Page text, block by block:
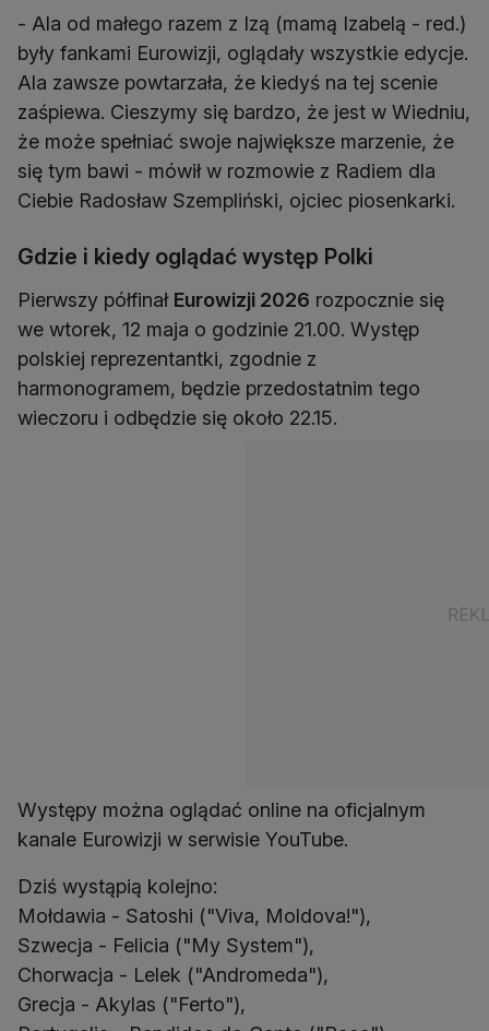
- Ala od małego razem z Izą (mamą Izabelą - red.)
były fankami Eurowizji, oglądały wszystkie edycje.
Ala zawsze powtarzała, że kiedyś na tej scenie
zaśpiewa. Cieszymy się bardzo, że jest w Wiedniu,
że może spełniać swoje największe marzenie, że
się tym bawi - mówił w rozmowie z Radiem dla
Ciebie Radosław Szempliński, ojciec piosenkarki.
Gdzie i kiedy oglądać występ Polki
Pierwszy półfinał Eurowizji 2026 rozpocznie się
we wtorek, 12 maja o godzinie 21.00. Występ
polskiej reprezentantki, zgodnie z
harmonogramem, będzie przedostatnim tego
wieczoru i odbędzie się około 22.15.
Występy można oglądać online na oficjalnym
kanale Eurowizji w serwisie YouTube.
Dziś wystąpią kolejno:
Mołdawia - Satoshi ("Viva, Moldova!"),
Szwecja - Felicia ("My System"),
Chorwacja - Lelek ("Andromeda"),
Grecja - Akylas ("Ferto"),